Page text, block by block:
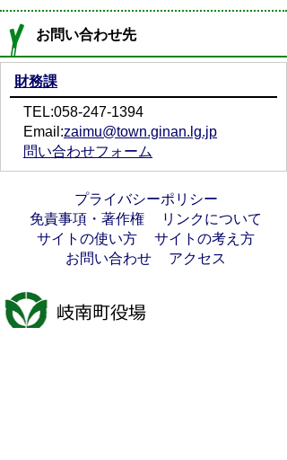
お問い合わせ先
財務課
TEL:058-247-1394
Email:zaimu@town.ginan.lg.jp
問い合わせフォーム
プライバシーポリシー
免責事項・著作権
リンクについて
サイトの使い方
サイトの考え方
お問い合わせ
アクセス